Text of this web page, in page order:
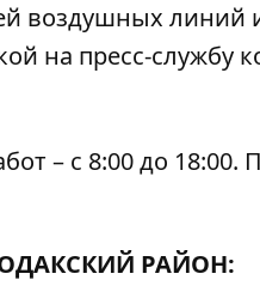
воздушных линий
на пресс-службу
– с 8:00 до 18:00.
РАЙОН: